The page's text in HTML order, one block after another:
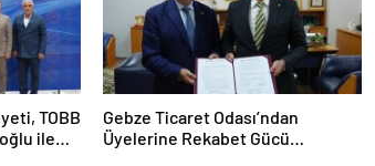
TOBB
ile
Gebze Ticaret Odası’ndan
Üyelerine Rekabet Gücü